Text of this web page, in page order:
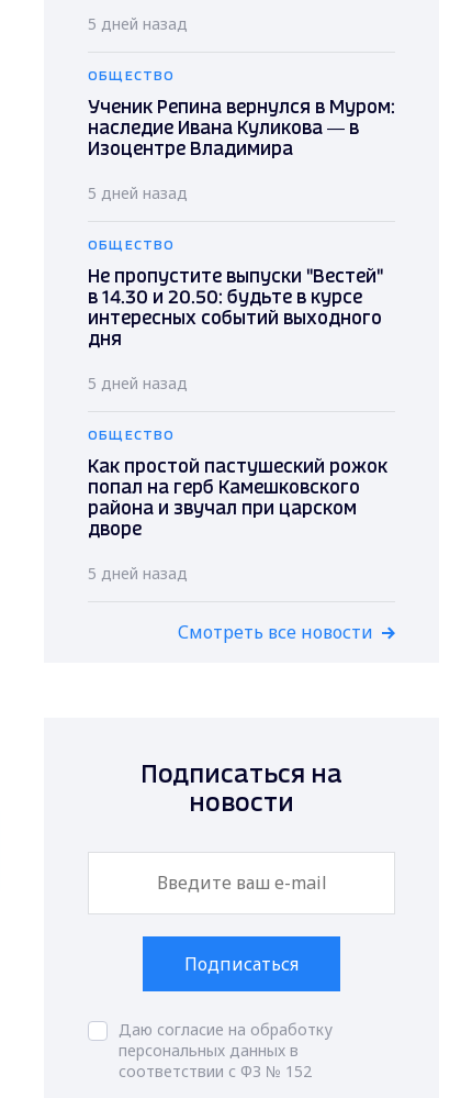
5 дней назад
ОБЩЕСТВО
Ученик Репина вернулся в Муром:
наследие Ивана Куликова — в
Изоцентре Владимира
5 дней назад
ОБЩЕСТВО
Не пропустите выпуски "Вестей"
в 14.30 и 20.50: будьте в курсе
интересных событий выходного
дня
5 дней назад
ОБЩЕСТВО
Как простой пастушеский рожок
попал на герб Камешковского
района и звучал при царском
дворе
5 дней назад
Смотреть все новости
Подписаться на
новости
Подписаться
Даю согласие на обработку
персональных данных в
соответствии с ФЗ № 152